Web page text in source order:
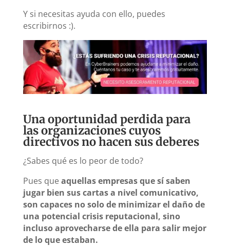
Y si necesitas ayuda con ello, puedes
escribirnos :).
Una oportunidad perdida para
las organizaciones cuyos
directivos no hacen sus deberes
¿Sabes qué es lo peor de todo?
Pues queaquellas empresas que sí saben
jugar bien sus cartas a nivel comunicativo,
son capaces no solo de minimizar el daño de
una potencial crisis reputacional, sino
incluso aprovecharse de ella para salir mejor
de lo que estaban.